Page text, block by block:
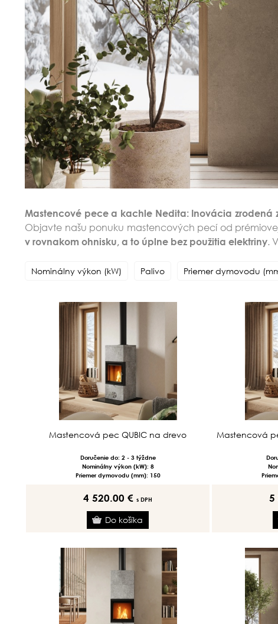
Mastencové pece a kachle Nedita: Inovácia zrodená
Objavte našu ponuku mastencových pecí od
v rovnakom ohnisku, a to úplne bez použitia elektriny.
Nominálny výkon (kW) Palivo Priemer dymovodu
Mastencová pec QUBIC na drevo
Doručenie do: 2 - 3 týždne
Nominálny výkon (kW): 8
Priemer dymovodu (mm): 150
4 520.00 € s DPH
Mastencová
5